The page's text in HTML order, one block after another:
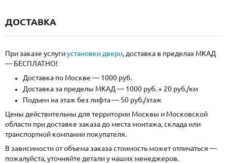
ДОСТАВКА
При заказе услугиустановки двери, доставка в пределах МКАД
— БЕСПЛАТНО!
Доставка по Москве — 1000 руб.
Доставка за пределы МКАД — 1000 руб. + 20 руб./км
Подъем на этаж без лифта — 50 руб./этаж
Цены действительны для территории Москвы и Московской
области при доставке заказа до места монтажа, склада или
транспортной компании покупателя.
В зависимости от объема заказа стоимость может отличаться —
пожалуйста, уточняйте детали у наших менеджеров.